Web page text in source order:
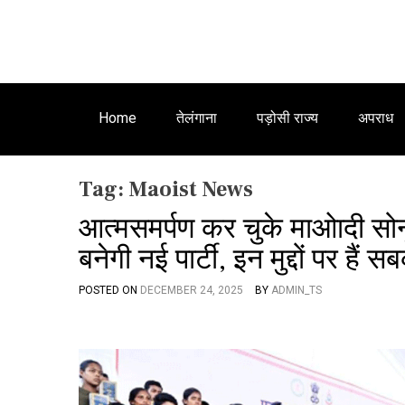
Home तेलंगाना पड़ोसी राज्य अपराध
Tag: Maoist News
आत्मसमर्पण कर चुके माओादी
बनेगी नई पार्टी, इन मुद्दों पर हैं
POSTED ON DECEMBER 24, 2025 BY ADMIN_TS